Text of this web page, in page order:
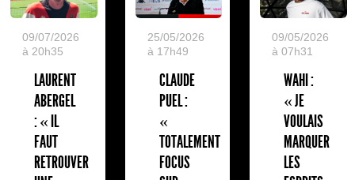
09/07/2026
à 20h35
LAURENT
ABERGEL
: « IL
FAUT
RETROUVER
25/05/2026
à 17h49
CLAUDE
PUEL :
«
TOTALEMENT
FOCUS
09/05/2026
à 07h31
WAHI :
« JE
VOULAIS
MARQUER
LES